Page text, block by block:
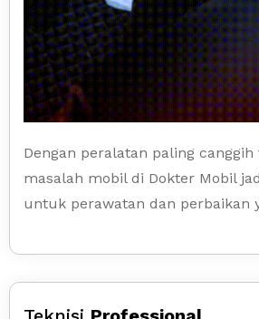
Dengan peralatan paling canggih
masalah mobil di Dokter Mobil
untuk perawatan dan perbaikan